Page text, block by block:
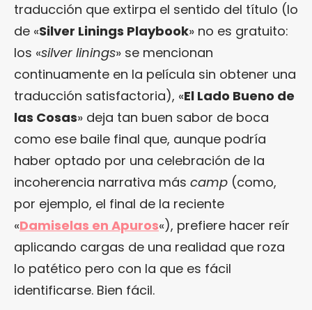
traducción que extirpa el sentido del título (lo
de «Silver Linings Playbook» no es gratuito:
los «silver linings» se mencionan
continuamente en la película sin obtener una
traducción satisfactoria), «El Lado Bueno de
las Cosas» deja tan buen sabor de boca
como ese baile final que, aunque podría
haber optado por una celebración de la
incoherencia narrativa más camp (como,
por ejemplo, el final de la reciente
«Damiselas en Apuros«), prefiere hacer reír
aplicando cargas de una realidad que roza
lo patético pero con la que es fácil
identificarse. Bien fácil.